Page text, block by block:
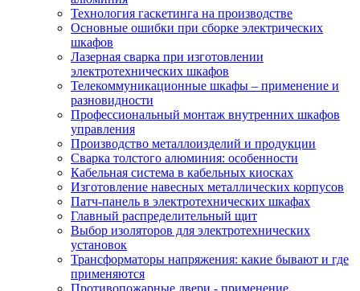
Технология гаскетинга на производстве
Основные ошибки при сборке электрических
шкафов
Лазерная сварка при изготовлении
электротехнических шкафов
Телекоммуникационные шкафы – применение и
разновидности
Профессиональный монтаж внутренних шкафов
управления
Производство металлоизделий и продукции
Сварка толстого алюминия: особенности
Кабельная система в кабельных киосках
Изготовление навесных металлических корпусов
Патч-панель в электротехнических шкафах
Главный распределительный щит
Выбор изоляторов для электротехнических
установок
Трансформаторы напряжения: какие бывают и где
применяются